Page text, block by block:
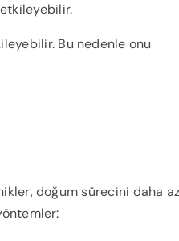
etkileyebilir.
Bu nedenle onu
doğum sürecini daha az